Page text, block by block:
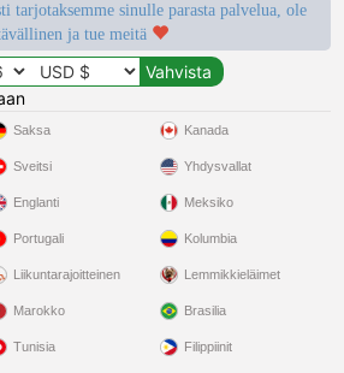
tarjotaksemme sinulle parasta palvelua, ole
ja tue meitä
Saksa
Sveitsi
Englanti
Portugali
Liikuntarajoitteinen
Kanada
Yhdysvallat
Meksiko
Kolumbia
Lemmikkieläimet
Marokko
Tunisia
Brasilia
Filippiinit